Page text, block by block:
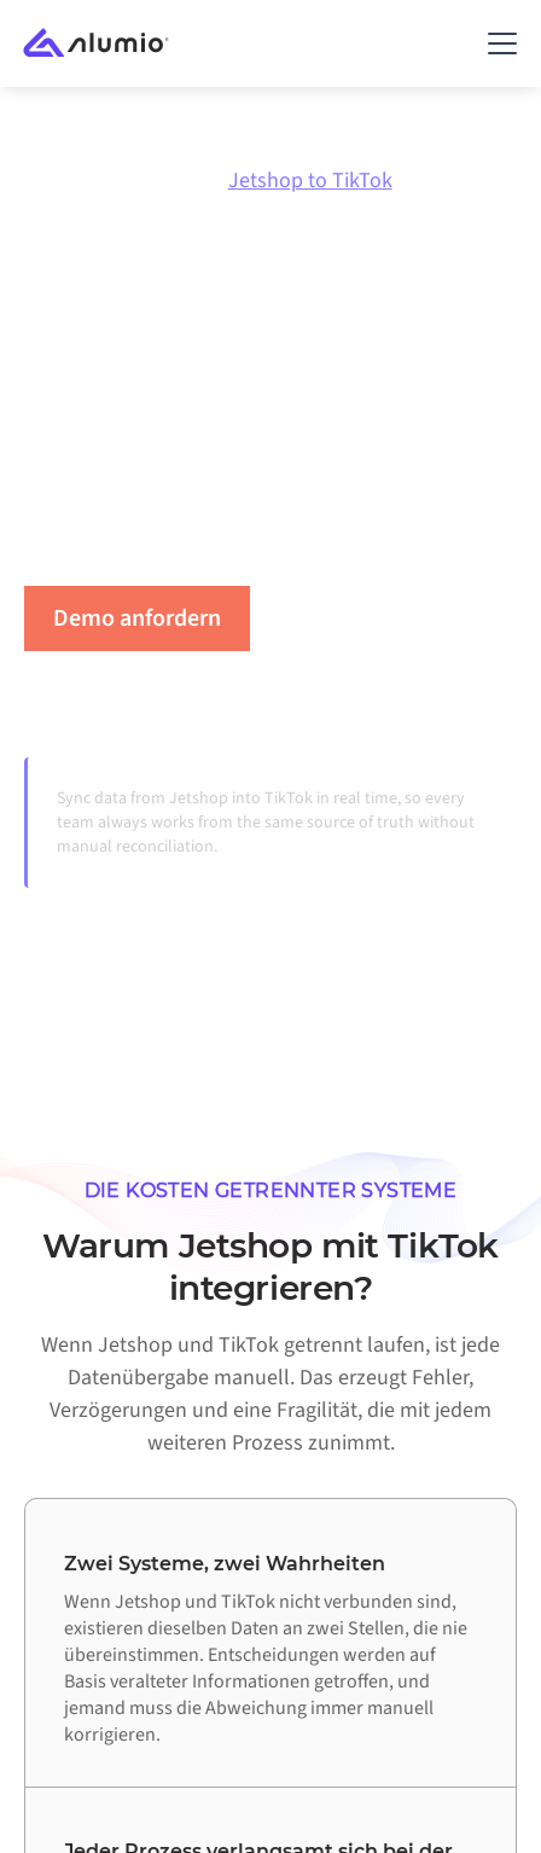
Jetshop to TikTok
Demo anfordern
Sync data from Jetshop into TikTok in real time, so every
team always works from the same source of truth without
manual reconciliation.
DIE KOSTEN GETRENNTER SYSTEME
Warum Jetshop mit TikTok
integrieren?
Wenn Jetshop und TikTok getrennt laufen, ist jede
Datenübergabe manuell. Das erzeugt Fehler,
Verzögerungen und eine Fragilität, die mit jedem
weiteren Prozess zunimmt.
Zwei Systeme, zwei Wahrheiten
Wenn Jetshop und TikTok nicht verbunden sind,
existieren dieselben Daten an zwei Stellen, die nie
übereinstimmen. Entscheidungen werden auf
Basis veralteter Informationen getroffen, und
jemand muss die Abweichung immer manuell
korrigieren.